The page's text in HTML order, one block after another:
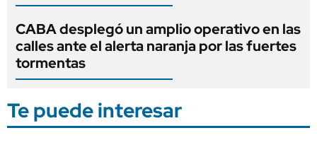
CABA desplegó un amplio operativo en las
calles ante el alerta naranja por las fuertes
tormentas
Te puede interesar